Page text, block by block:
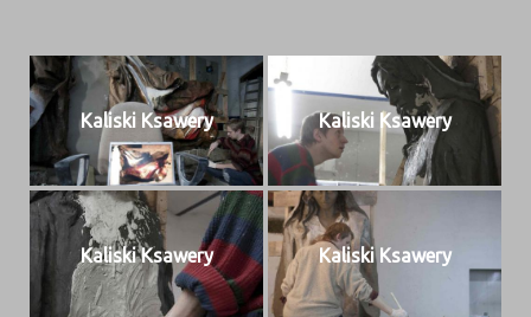
Kalis­ki Ksawery Kalis­ki Ksawery
Kalis­ki Ksawery Kalis­ki Ksawery